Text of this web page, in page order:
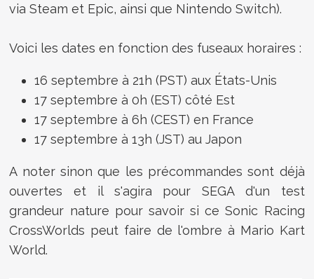
via Steam et Epic, ainsi que Nintendo Switch).
Voici les dates en fonction des fuseaux horaires :
16 septembre à 21h (PST) aux États-Unis
17 septembre à 0h (EST) côté Est
17 septembre à 6h (CEST) en France
17 septembre à 13h (JST) au Japon
A noter sinon que les précommandes sont déjà
ouvertes et il s'agira pour SEGA d'un test
grandeur nature pour savoir si ce Sonic Racing
CrossWorlds peut faire de l'ombre à Mario Kart
World.